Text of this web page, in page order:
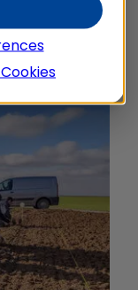
Cookies